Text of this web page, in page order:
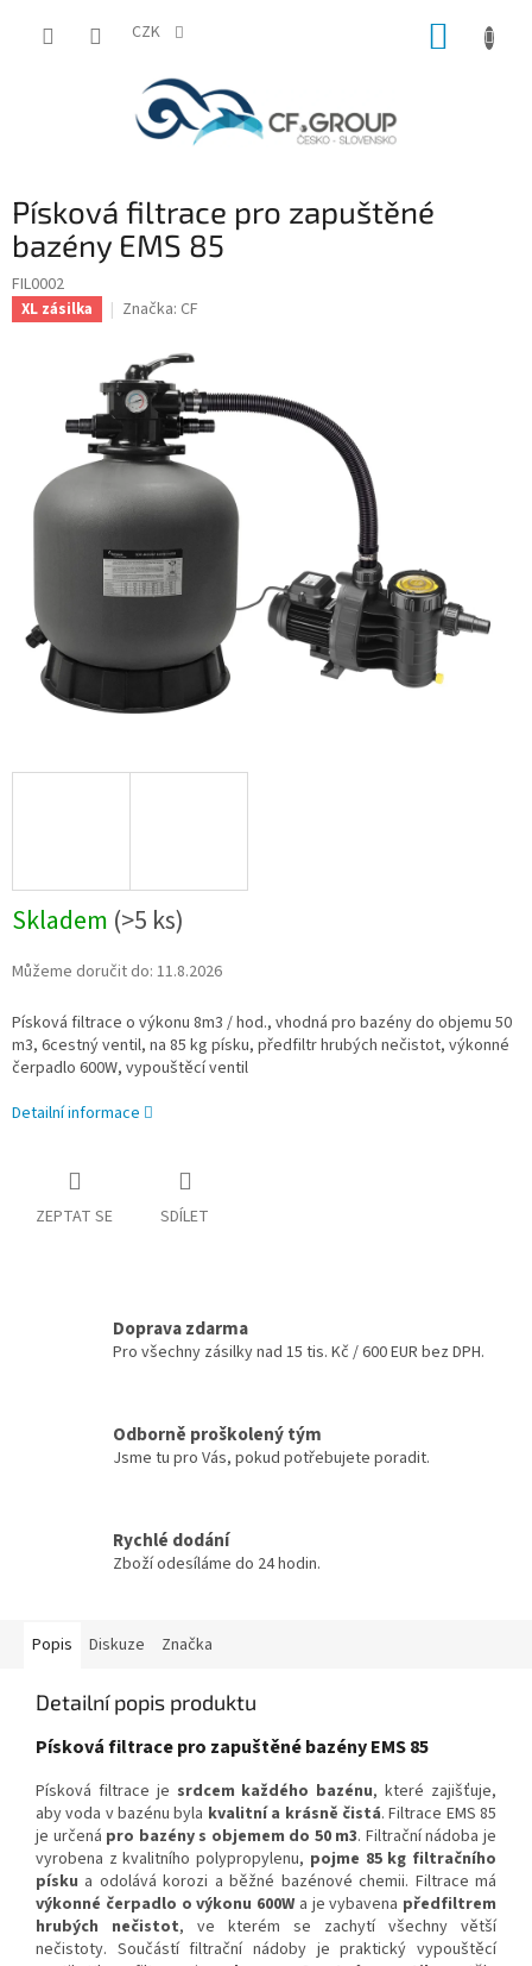
CZK
Písková filtrace pro zapuštěné
bazény EMS 85
FIL0002
XL zásilka Značka: CF
Skladem (>5 ks)
Můžeme doručit do: 11.8.2026
Písková filtrace o výkonu 8m3 / hod., vhodná pro bazény do objemu 50
m3, 6cestný ventil, na 85 kg písku, předfiltr hrubých nečistot, výkonné
čerpadlo 600W, vypouštěcí ventil
Detailní informace
ZEPTAT SE SDÍLET
Doprava zdarma
Pro všechny zásilky nad 15 tis. Kč / 600 EUR bez DPH.
Odborně proškolený tým
Jsme tu pro Vás, pokud potřebujete poradit.
Rychlé dodání
Zboží odesíláme do 24 hodin.
Popis Diskuze Značka
Detailní popis produktu
Písková filtrace pro zapuštěné bazény EMS 85
Písková filtrace je srdcem každého bazénu, které zajišťuje,
aby voda v bazénu byla kvalitní a krásně čistá. Filtrace EMS 85
je určená pro bazény s objemem do 50 m3. Filtrační nádoba je
vyrobena z kvalitního polypropylenu, pojme 85 kg filtračního
písku a odolává korozi a běžné bazénové chemii. Filtrace má
výkonné čerpadlo o výkonu 600W a je vybavena předfiltrem
hrubých nečistot, ve kterém se zachytí všechny větší
nečistoty. Součástí filtrační nádoby je praktický vypouštěcí